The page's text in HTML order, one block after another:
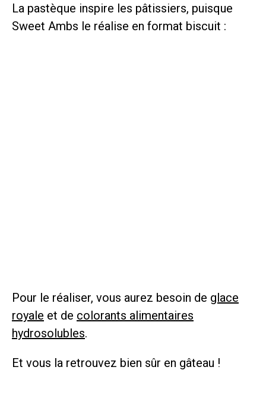
La pastèque inspire les pâtissiers, puisque
Sweet Ambs le réalise en format biscuit :
Pour le réaliser, vous aurez besoin de glace
royale et de colorants alimentaires
hydrosolubles.
Et vous la retrouvez bien sûr en gâteau !